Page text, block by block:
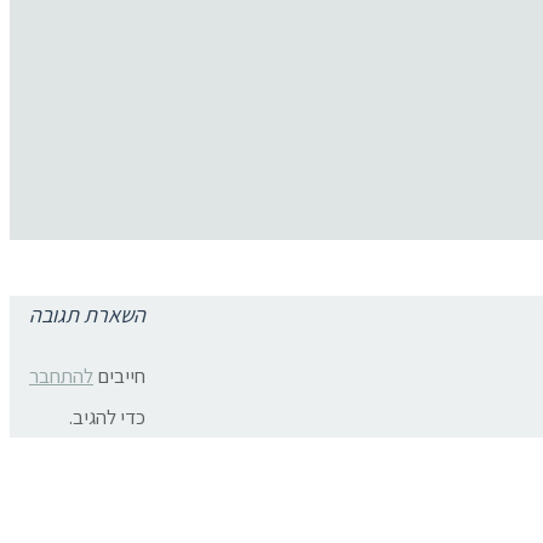
השארת תגובה
חייביםלהתחבר
כדי להגיב.
צרו קשר: